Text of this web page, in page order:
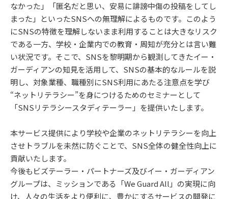
なかった」「匿名だと思い、安易に誹謗中傷の投稿をしてし
まった」といったSNSへの無理解によるものです。このよう
にSNSの特徴を理解しないまま利用することは大きなリスク
である一方、学校・企業内での教育・周知が充分とは言い難
い状況です。そこで、SNSを黎明期から観測してきたイー・
ガーディアンの知見を活用して、SNSの基本的なルールを説
明し、対象業種、職種別にSNS利用にあたる注意点を学び
“ネットリテラシー”を身につけるためのセミナーとして
「SNSリテラシースタディテーラー」を提供いたします。
本サービス提供により学校や企業のネットリテラシーを向上
させトラブルを未然に防ぐことで、SNS全体の健全性向上に
貢献いたします。
今後もビズテーラー・パートナーズ及びイー・ガーディアン
グループは、ミッションである「We Guard All」の実現に向
け、人々の生活をより便利に、豊かにするサービスの開発に